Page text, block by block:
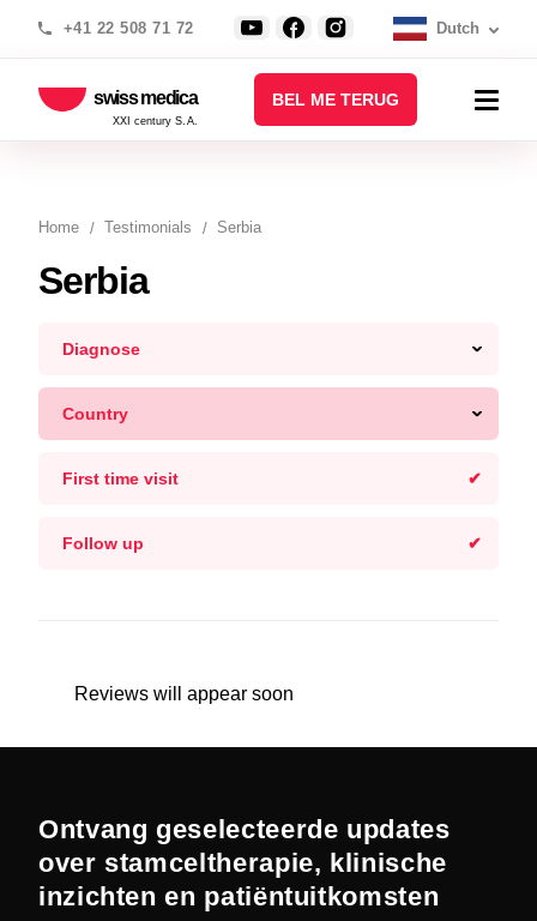
+41 22 508 71 72 Dutch
swiss medica
XXI century S.A.
BEL ME TERUG
Home Testimonials Serbia
Serbia
Diagnose
Country
First time visit
Follow up
Reviews will appear soon
Ontvang geselecteerde updates
over stamceltherapie, klinische
inzichten en patiëntuitkomsten